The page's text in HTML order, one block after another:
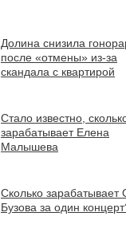
Долина снизила
после «отмены» из-за
скандала с квартирой
Стало известно,
зарабатывает Елена
Малышева
Сколько зарабатывает
Бузова за один